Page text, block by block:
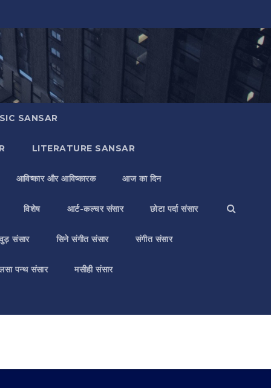
SANSAR
LITERATURE SANSAR
आविष्कार और आविष्कारक आज का दिन
विशेष आर्ट-कल्चर संसार छोटा पर्दा संसार
संसार सिने संगीत संसार संगीत संसार
पन्थ संसार मसीही संसार